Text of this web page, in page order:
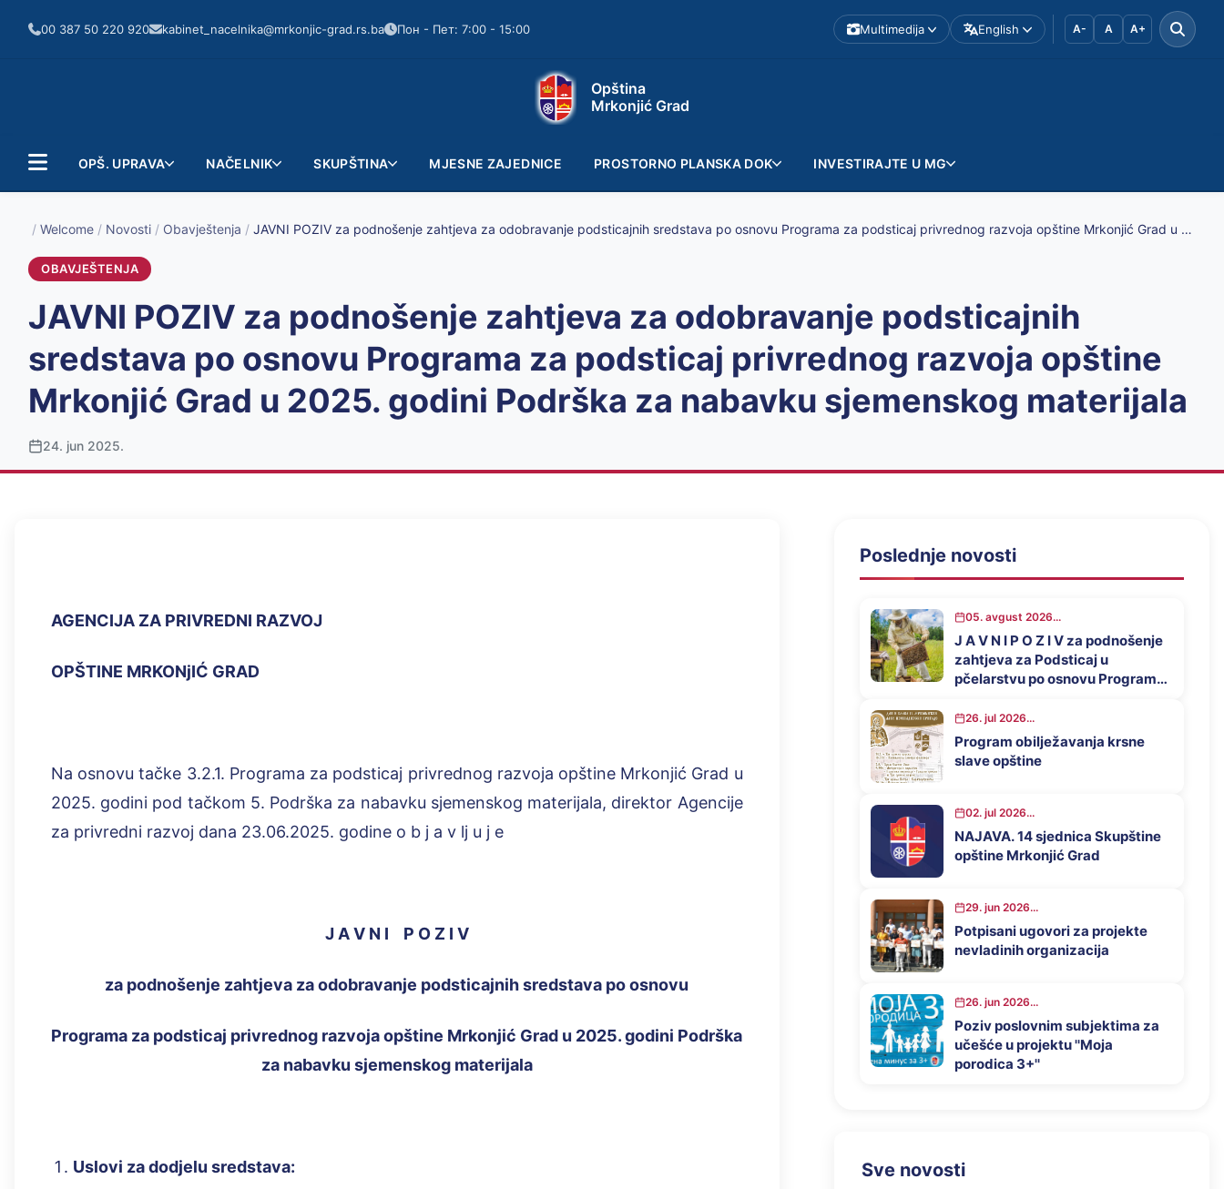
00 387 50 220 920 kabinet_nacelnika@mrkonjic-grad.rs.ba Пон - Пет: 7:00 - 15:00 Multimedija English A- A A+
Opština
Mrkonjić Grad
OPŠ. UPRAVA NAČELNIK SKUPŠTINA MJESNE ZAJEDNICE PROSTORNO PLANSKA DOK INVESTIRAJTE U MG
/ Welcome / Novosti / Obavještenja / JAVNI POZIV za podnošenje zahtjeva za odobravanje podsticajnih sredstava po osnovu Programa za podsticaj privrednog razvoja opštine Mrkonjić Grad u 2025. godini Podrška za nabavku sjemenskog materijala
OBAVJEŠTENJA
JAVNI POZIV za podnošenje zahtjeva za odobravanje podsticajnih
sredstava po osnovu Programa za podsticaj privrednog razvoja opštine
Mrkonjić Grad u 2025. godini Podrška za nabavku sjemenskog materijala
24. jun 2025.
AGENCIJA ZA PRIVREDNI RAZVOJ
OPŠTINE MRKONjIĆ GRAD
Na osnovu tačke 3.2.1. Programa za podsticaj privrednog razvoja opštine Mrkonjić Grad u
2025. godini pod tačkom 5. Podrška za nabavku sjemenskog materijala, direktor Agencije
za privredni razvoj dana 23.06.2025. godine o b j a v lj u j e
J A V N I P O Z I V
za podnošenje zahtjeva za odobravanje podsticajnih sredstava po osnovu
Programa za podsticaj privrednog razvoja opštine Mrkonjić Grad u 2025. godini Podrška
za nabavku sjemenskog materijala
Uslovi za dodjelu sredstava:
Poslednje novosti
05. avgust 2026...
J A V N I P O Z I V za podnošenje
zahtjeva za Podsticaj u
pčelarstvu po osnovu Programa
opštine Mrkonjić Grad u 2026.
godini
26. jul 2026...
Program obilježavanja krsne
slave opštine
02. jul 2026...
NAJAVA. 14 sjednica Skupštine
opštine Mrkonjić Grad
29. jun 2026...
Potpisani ugovori za projekte
nevladinih organizacija
26. jun 2026...
Poziv poslovnim subjektima za
učešće u projektu ''Moja
porodica 3+''
Sve novosti